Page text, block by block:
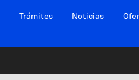
Trámites Noticias